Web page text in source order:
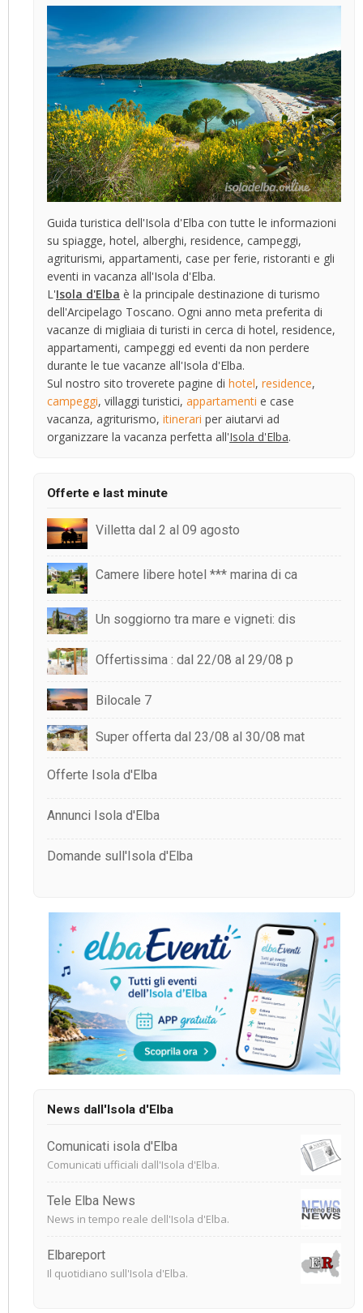
Guida turistica dell'Isola d'Elba con tutte le informazioni
su spiagge, hotel, alberghi, residence, campeggi,
agriturismi, appartamenti, case per ferie, ristoranti e gli
eventi in vacanza all'Isola d'Elba.
L'Isola d'Elba è la principale destinazione di turismo
dell'Arcipelago Toscano. Ogni anno meta preferita di
vacanze di migliaia di turisti in cerca di hotel, residence,
appartamenti, campeggi ed eventi da non perdere
durante le tue vacanze all'Isola d'Elba.
Sul nostro sito troverete pagine di hotel, residence,
campeggi, villaggi turistici, appartamenti e case
vacanza, agriturismo, itinerari per aiutarvi ad
organizzare la vacanza perfetta all'Isola d'Elba.
Offerte e last minute
Villetta dal 2 al 09 agosto
Camere libere hotel *** marina di ca
Un soggiorno tra mare e vigneti: dis
Offertissima : dal 22/08 al 29/08 p
Bilocale 7
Super offerta dal 23/08 al 30/08 mat
Offerte Isola d'Elba
Annunci Isola d'Elba
Domande sull'Isola d'Elba
News dall'Isola d'Elba
Comunicati isola d'Elba
Comunicati ufficiali dall'Isola d'Elba.
Tele Elba News
News in tempo reale dell'Isola d'Elba.
Elbareport
Il quotidiano sull'Isola d'Elba.